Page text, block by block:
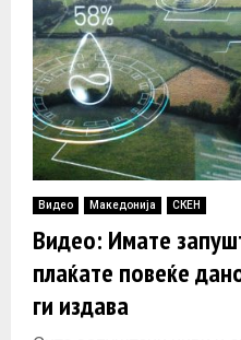
R
Y
M
E
N
Видео Македонија СКЕН
Видео: Имате
плаќате повеќе
ги издава